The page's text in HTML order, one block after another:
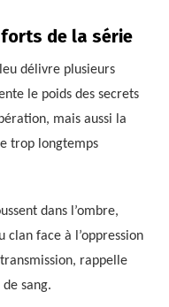
de la série
délivre plusieurs
le poids des secrets
mais aussi la
trop longtemps
dans l’ombre,
face à l’oppression
rappelle
sang.